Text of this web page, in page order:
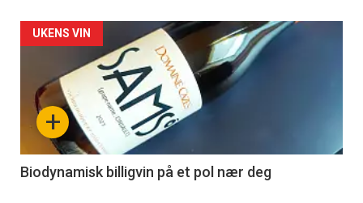
Forsiden
akkurat
nå
4
+
UKENS VIN
Biodynamisk billigvin på et pol nær deg